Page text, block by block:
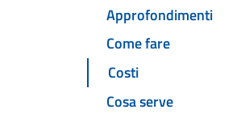
Approfondimenti
Come fare
Costi
Cosa serve